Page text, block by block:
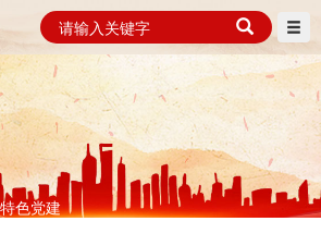
特色党建